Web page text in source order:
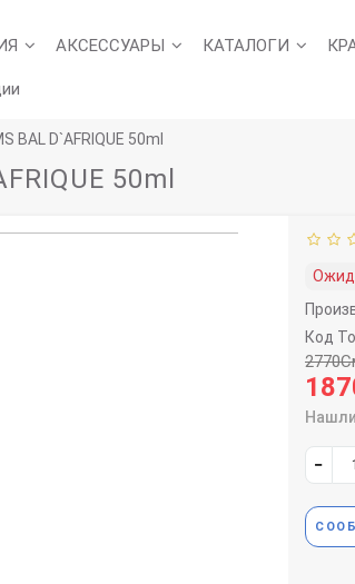
АКСЕССУАРЫ КАТАЛОГИ
BAL D`AFRIQUE 50ml
50ml
Код